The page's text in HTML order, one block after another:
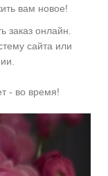
вам новое!
онлайн.
сайта или
- во время!